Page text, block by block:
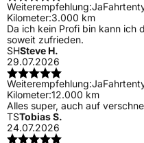
Weiterempfehlung:Ja
Kilometer:3.000 km
Da ich kein Profi bin kann ich
soweit zufrieden.
SHSteve H.
29.07.2026
Weiterempfehlung:Ja
Kilometer:12.000 km
Alles super, auch auf
TSTobias S.
24.07.2026